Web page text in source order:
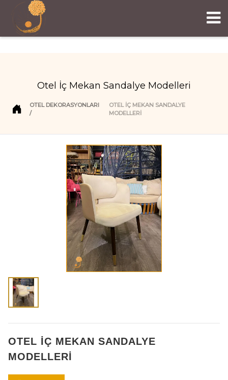
Otel İç Mekan Sandalye Modelleri
OTEL DEKORASYONLARI
OTEL İÇ MEKAN SANDALYE
MODELLERI
OTEL İÇ MEKAN SANDALYE
MODELLERI